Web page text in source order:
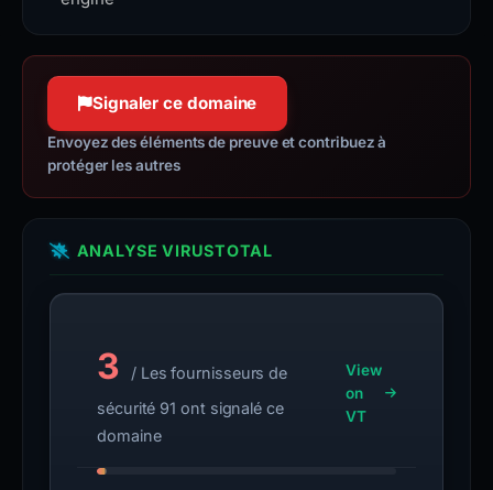
Signaler ce domaine
Envoyez des éléments de preuve et contribuez à
protéger les autres
ANALYSE VIRUSTOTAL
3
/ Les fournisseurs de
sécurité 91 ont signalé ce
domaine
View
on
VT